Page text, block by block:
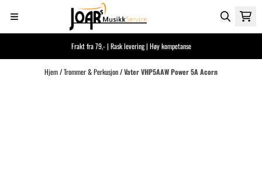
Hopp til innhold
Frakt fra 79,- | Rask levering | Høy kompetanse
Hjem/Trommer & Perkusjon/Vater VHP5AAW Power 5A Acorn